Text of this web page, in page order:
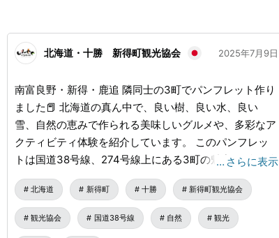
北海道・十勝 新得町観光協会 2025年7月9日
南富良野・新得・鹿追 隣同士の3町でパンフレット作り
ました📕 北海道の真ん中で、良い樹、良い水、良い
雪、自然の恵みで作られる美味しいグルメや、多彩なア
クティビティ体験を紹介しています。 このパンフレッ
トは国道38号線、274号線上にある3町の魅力がギュギ
ュッと詰まっているのはもちろんのこと、 それぞれの
町が色分けされていて見やすく、 ページ内にあるQRコ
ードで検索すると詳しい情報がキャッチできます。 各3
町のカラーは… 南富良野町ー「かなやま湖の揺れるラベ
… さらに表示
北海道 新得町 十勝 新得町観光協会
観光協会 国道38号線 自然 観光